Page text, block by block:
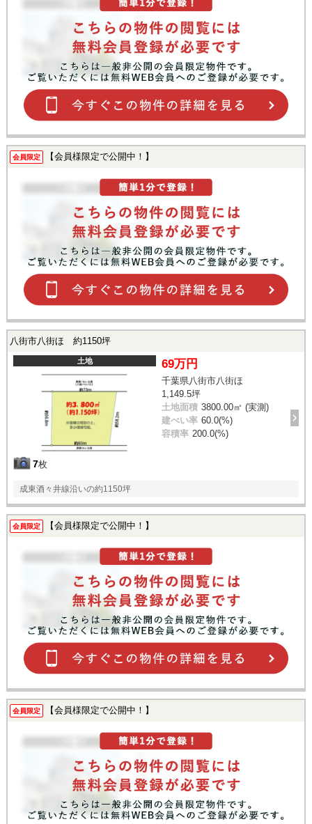
会員限定 【会員様限定で公開中！】
八街市八街ほ 約1150坪
土地
7枚
69万円
千葉県八街市八街ほ
1,149.5坪
土地面積 3800.00㎡ (実測)
建ぺい率 60.0(%)
容積率 200.0(%)
成東酒々井線沿いの約1150坪
会員限定 【会員様限定で公開中！】
会員限定 【会員様限定で公開中！】